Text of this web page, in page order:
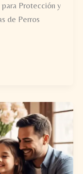
Protección y
de Perros